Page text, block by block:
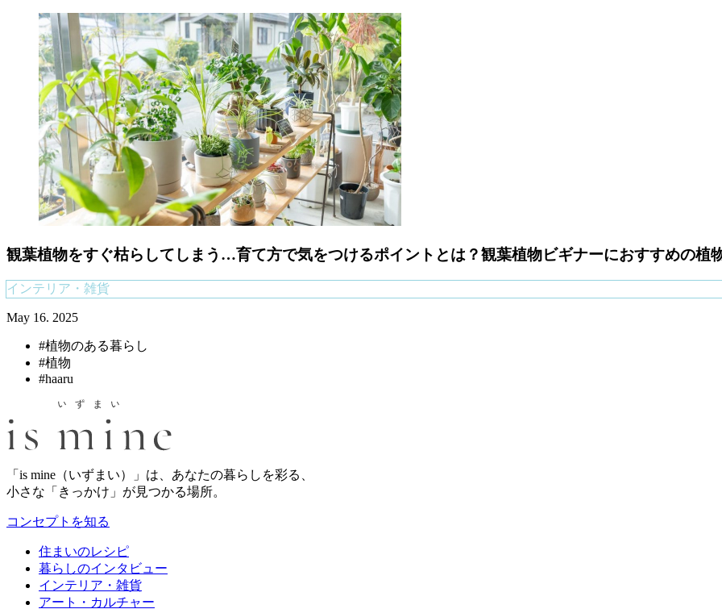
観葉植物をすぐ枯らしてしまう…育て方で気をつけるポイントとは？観葉植物ビギナーにおすすめの植
インテリア・雑貨
May 16. 2025
#植物のある暮らし
#植物
#haaru
「is mine（いずまい）」は、あなたの暮らしを彩る、
小さな「きっかけ」が見つかる場所。
コンセプトを知る
住まいのレシピ
暮らしのインタビュー
インテリア・雑貨
アート・カルチャー